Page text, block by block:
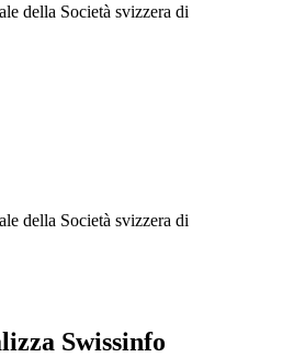
della Società svizzera di
della Società svizzera di
Swissinfo